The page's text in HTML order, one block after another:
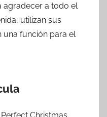
agradecer a todo el
utilizan sus
una función para el